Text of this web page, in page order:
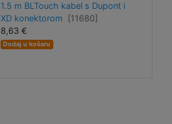
1.5 m BLTouch kabel s Dupont i
XD konektorom
[11680]
8,63 €
Dodaj u košaru